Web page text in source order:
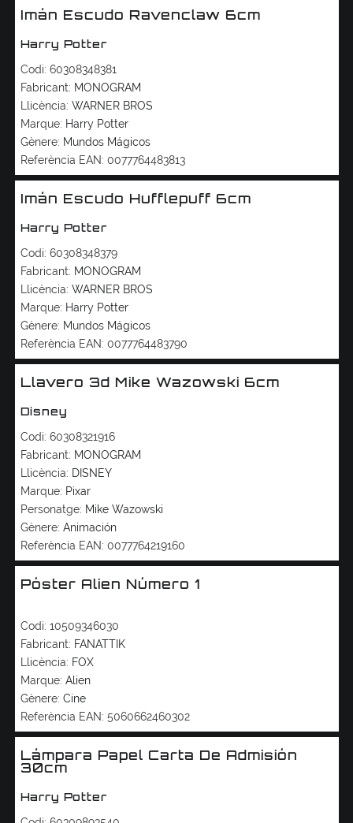
Imán Escudo Ravenclaw 6cm
Harry Potter
Codi: 60308348381
Fabricant: MONOGRAM
Llicència: WARNER BROS
Marque: Harry Potter
Gènere: Mundos Mágicos
Referència EAN: 0077764483813
Imán Escudo Hufflepuff 6cm
Harry Potter
Codi: 60308348379
Fabricant: MONOGRAM
Llicència: WARNER BROS
Marque: Harry Potter
Gènere: Mundos Mágicos
Referència EAN: 0077764483790
Llavero 3d Mike Wazowski 6cm
Disney
Codi: 60308321916
Fabricant: MONOGRAM
Llicència: DISNEY
Marque: Pixar
Personatge: Mike Wazowski
Gènere: Animación
Referència EAN: 0077764219160
Póster Alien Número 1
Codi: 10509346030
Fabricant: FANATTIK
Llicència: FOX
Marque: Alien
Gènere: Cine
Referència EAN: 5060662460302
Lámpara Papel Carta De Admisión
30cm
Harry Potter